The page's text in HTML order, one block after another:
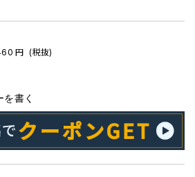
円 (税抜)
を書く